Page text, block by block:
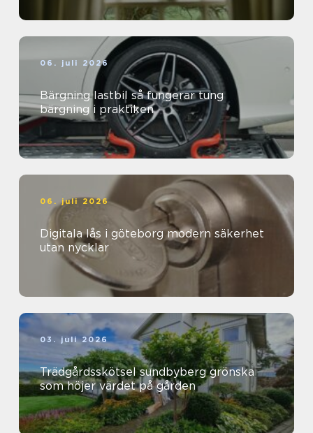
06. juli 2026
Bärgning lastbil så fungerar tung
bärgning i praktiken
06. juli 2026
Digitala lås i göteborg modern säkerhet
utan nycklar
03. juli 2026
Trädgårdsskötsel sundbyberg grönska
som höjer värdet på gården